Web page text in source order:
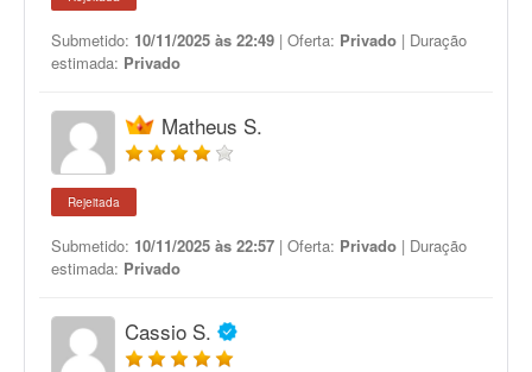
Submetido: 10/11/2025 às 22:49 | Oferta: Privado | Duração
estimada: Privado
Matheus S.
Rejeitada
Submetido: 10/11/2025 às 22:57 | Oferta: Privado | Duração
estimada: Privado
Cassio S.